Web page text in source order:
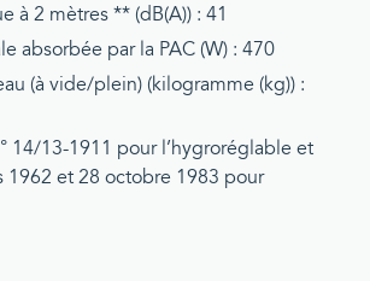
à 2 mètres ** (dB(A)) : 41
absorbée par la PAC (W) : 470
(à vide/plein) (kilogramme (kg)) :
14/13-1911 pour l’hygroréglable et
1962 et 28 octobre 1983 pour